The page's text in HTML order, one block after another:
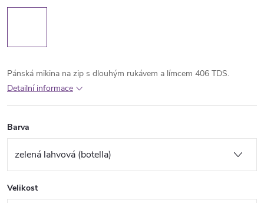
Pánská mikina na zip s dlouhým rukávem a límcem 406 TDS.
Detailní informace
Barva
Velikost